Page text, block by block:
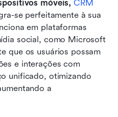
móveis, CRM
se perfeitamente à sua
em plataformas
social, como Microsoft
que os usuários possam
e interações com
unificado, otimizando
a